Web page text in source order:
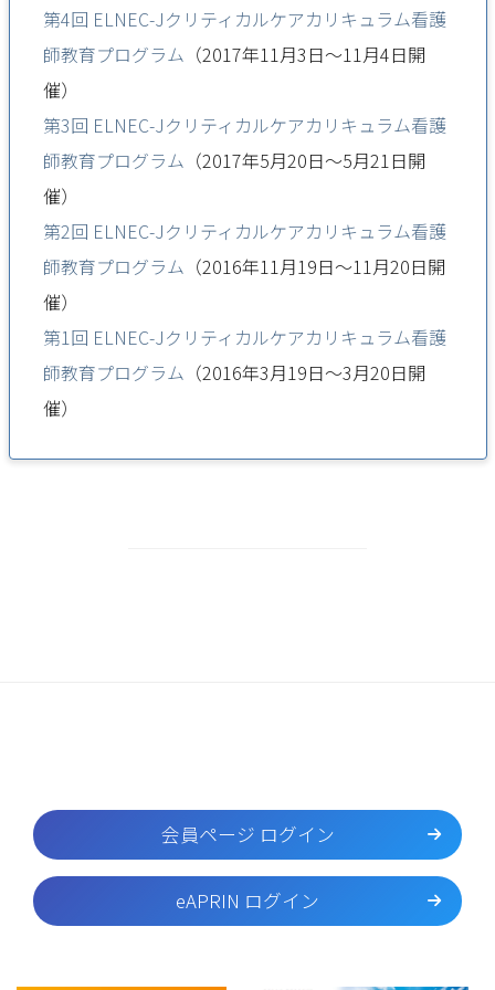
第4回 ELNEC-Jクリティカルケアカリキュラム看護
師教育プログラム （2017年11月3日～11月4日開
催）
第3回 ELNEC-Jクリティカルケアカリキュラム看護
師教育プログラム （2017年5月20日～5月21日開
催）
第2回 ELNEC-Jクリティカルケアカリキュラム看護
師教育プログラム （2016年11月19日～11月20日開
催）
第1回 ELNEC-Jクリティカルケアカリキュラム看護
師教育プログラム （2016年3月19日～3月20日開
催）
会員ページ ログイン
eAPRIN ログイン